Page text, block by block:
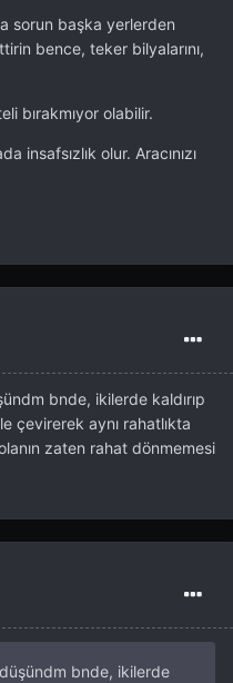
sorun başka yerlerden
bence, teker bilyalarını,
bırakmıyor olabilir.
insafsızlık olur. Aracınızı
bnde, ikilerde kaldırıp
çevirerek aynı rahatlıkta
zaten rahat dönmemesi
bnde, ikilerde